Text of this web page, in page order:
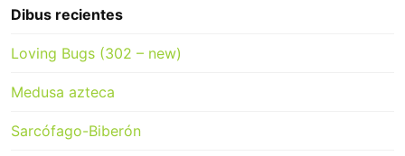
Dibus recientes
Loving Bugs (302 – new)
Medusa azteca
Sarcófago-Biberón